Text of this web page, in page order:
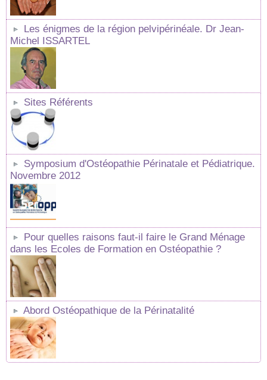
Les énigmes de la région pelvipérinéale. Dr Jean-
Michel ISSARTEL
Sites Référents
Symposium d'Ostéopathie Périnatale et Pédiatrique.
Novembre 2012
Pour quelles raisons faut-il faire le Grand Ménage
dans les Ecoles de Formation en Ostéopathie ?
Abord Ostéopathique de la Périnatalité